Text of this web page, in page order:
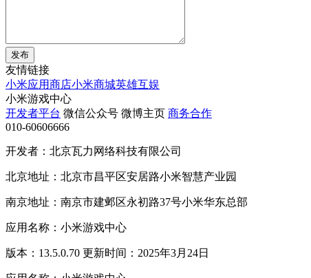
发布
友情链接
小米应用商店小米商城英雄互娱
小米游戏中心
开发者平台 微信公众号 微博主页 商务合作
010-60606666
开发者：北京瓦力网络科技有限公司
北京地址：北京市昌平区安居路小米智慧产业园
南京地址：南京市建邺区永初路37号小米华东总部
应用名称：小米游戏中心
版本：13.5.0.70 更新时间：2025年3月24日